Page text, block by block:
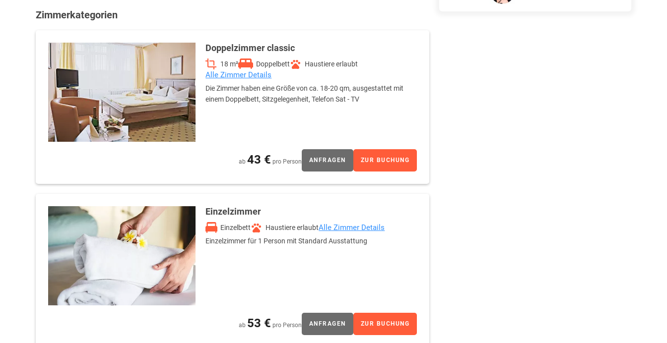
Zimmerkategorien
Doppelzimmer classic
18 m² Doppelbett Haustiere erlaubt
Alle Zimmer Details
Die Zimmer haben eine Größe von ca. 18-20 qm, ausgestattet mit
einem Doppelbett, Sitzgelegenheit, Telefon Sat - TV
ab 43 € pro Person ANFRAGEN ZUR BUCHUNG
Einzelzimmer
Einzelbett Haustiere erlaubtAlle Zimmer Details
Einzelzimmer für 1 Person mit Standard Ausstattung
ab 53 € pro Person ANFRAGEN ZUR BUCHUNG